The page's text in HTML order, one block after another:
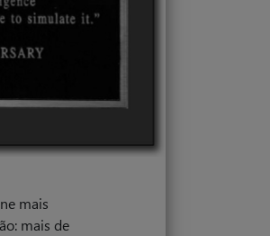
mais
mais de